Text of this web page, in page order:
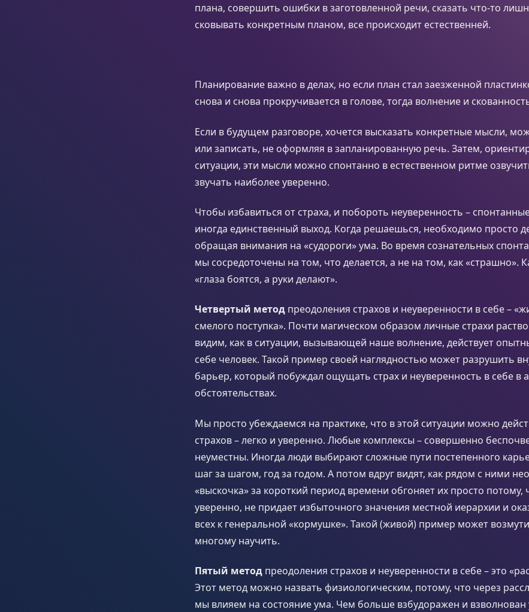
плана, совершить ошибки в заготовленной речи, сказать что-то
сковывать конкретным планом, все происходит естественней.
Планирование важно в делах, но если план стал заезженной
снова и снова прокручивается в голове, тогда волнение и
Если в будущем разговоре, хочется высказать конкретные мысли,
или записать, не оформляя в запланированную речь. Затем,
ситуации, эти мысли можно спонтанно в естественном ритме
звучать наиболее уверенно.
Чтобы избавиться от страха, и побороть неуверенность –
иногда единственный выход. Когда решаешься, необходимо просто
обращая внимания на «судороги» ума. Во время сознательных
мы сосредоточены на том, что делается, а не на том, как «страшно».
«глаза боятся, а руки делают».
Четвертый метод преодоления страхов и неуверенности в себе –
смелого поступка». Почти магическом образом личные страхи
видим, как в ситуации, вызывающей наше волнение, действует
себе человек. Такой пример своей наглядностью может разрушить
барьер, который побуждал ощущать страх и неуверенность в себе в
обстоятельствах.
Мы просто убеждаемся на практике, что в этой ситуации можно
страхов – легко и уверенно. Любые комплексы – совершенно
неуместны. Иногда люди выбирают сложные пути постепенного
шаг за шагом, год за годом. А потом вдруг видят, как рядом с ними
«выскочка» за короткий период времени обгоняет их просто потому,
уверенно, не придает избыточного значения местной иерархии и
всех к генеральной «кормушке». Такой (живой) пример может
многому научить.
Пятый метод преодоления страхов и неуверенности в себе – это
Этот метод можно назвать физиологическим, потому, что через
мы влияем на состояние ума. Чем больше взбудоражен и взволнован